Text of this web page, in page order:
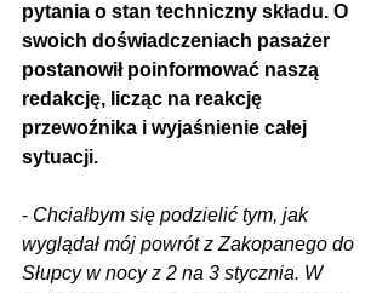
pytania o stan techniczny składu. O
swoich doświadczeniach pasażer
postanowił poinformować naszą
redakcję, licząc na reakcję
przewoźnika i wyjaśnienie całej
sytuacji.
- Chciałbym się podzielić tym, jak
wyglądał mój powrót z Zakopanego do
Słupcy w nocy z 2 na 3 stycznia. W